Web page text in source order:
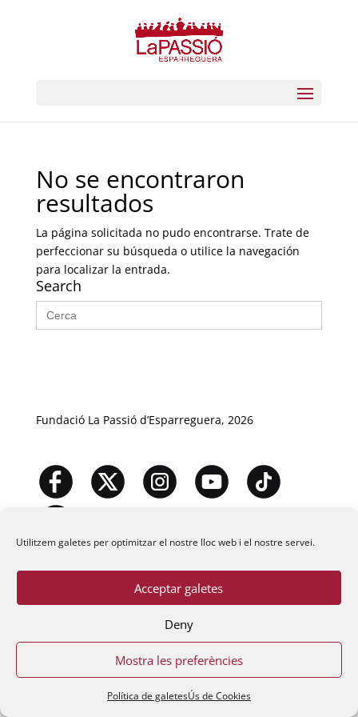
Utilitzem galetes per optimitzar el nostre lloc web i el nostre servei.
Acceptar galetes
Deny
Mostra les preferències
Política de galetesÚs de Cookies
No se encontraron
resultados
La página solicitada no pudo encontrarse. Trate de
perfeccionar su búsqueda o utilice la navegación
para localizar la entrada.
Search
Buscar:
Fundació La Passió d’Esparreguera, 2026